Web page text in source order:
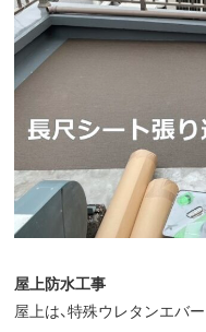
屋上防水工事
屋上は、特殊ウレタンエバ